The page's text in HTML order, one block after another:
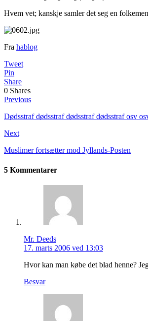
Hvem vet; kanskje samler det seg en
Fra hablog
Tweet
Pin
Share
0 Shares
Previous
Dødsstraf dødsstraf dødsstraf dødsstraf osv
Next
Muslimer fortsætter mod Jyllands-Posten
5 Kommentarer
Mr. Deeds
17. marts 2006 ved 13:03
Hvor kan man købe det blad henne?
Besvar